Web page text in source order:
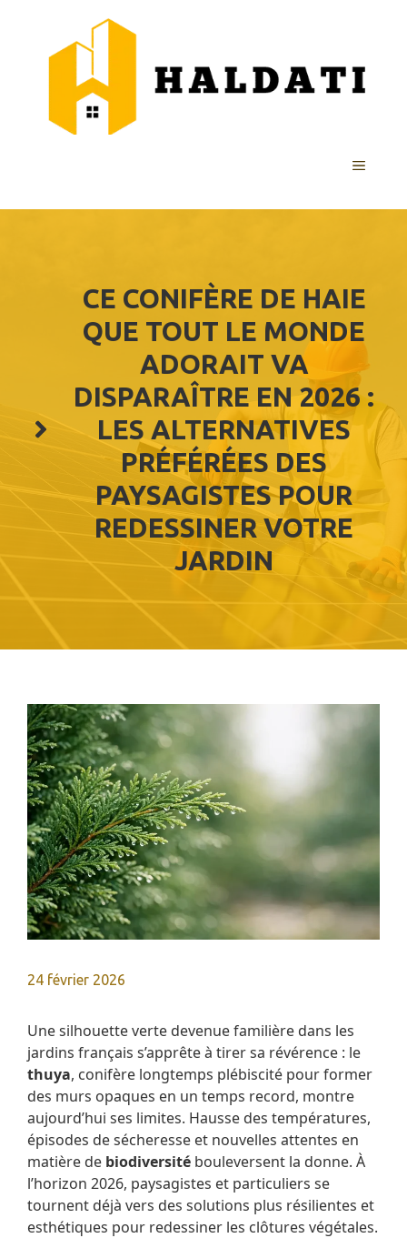
contenu
MENU
CE CONIFÈRE DE HAIE
QUE TOUT LE MONDE
ADORAIT VA
DISPARAÎTRE EN 2026 :
LES ALTERNATIVES
PRÉFÉRÉES DES
PAYSAGISTES POUR
REDESSINER VOTRE
JARDIN
24 février 2026
Une silhouette verte devenue familière dans les
jardins français s’apprête à tirer sa révérence : le
thuya, conifère longtemps plébiscité pour former
des murs opaques en un temps record, montre
aujourd’hui ses limites. Hausse des températures,
épisodes de sécheresse et nouvelles attentes en
matière de biodiversité bouleversent la donne. À
l’horizon 2026, paysagistes et particuliers se
tournent déjà vers des solutions plus résilientes et
esthétiques pour redessiner les clôtures végétales.